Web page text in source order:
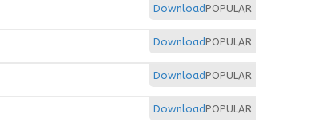
POPULAR
Download
POPULAR
Download
POPULAR
Download
POPULAR
Download